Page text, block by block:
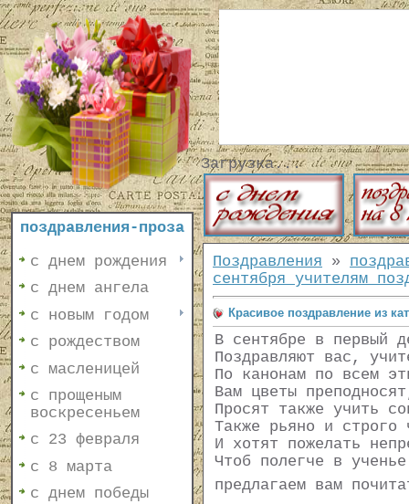
поздравления-проза
с днем рождения
с днем ангела
с новым годом
с рождеством
с масленицей
с прощеным
воскресеньем
с 23 февраля
с 8 марта
с днем победы
Загрузка...
Поздравления »
сентября учителям
Красивое поздравление из
В сентябре в первый
Поздравляют вас,
По канонам по всем
Вам цветы
Просят также учить
Также рьяно и строго
И хотят пожелать
Чтоб полегче в
предлагаем вам